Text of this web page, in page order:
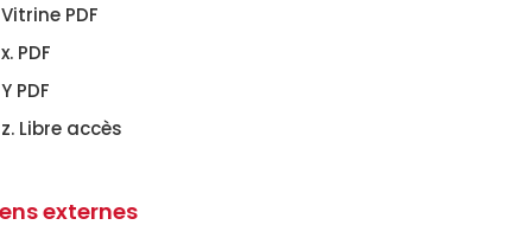
Vitrine PDF
x. PDF
Y PDF
z. Libre accès
externes